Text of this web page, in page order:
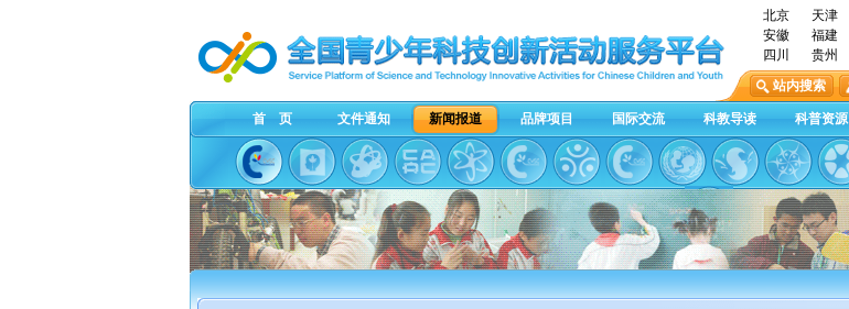
北京 天津
安徽
福建
四川
贵州
站内搜索
首 页 文件通知 新闻报道 品牌项目 国际交流 科教导读 科普资源